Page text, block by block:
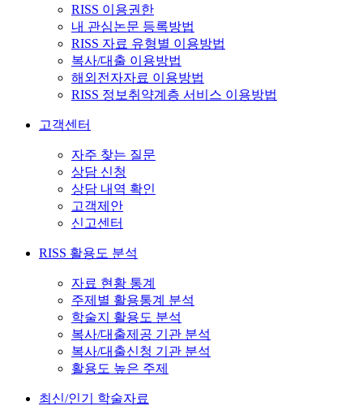
RISS 이용권한
내 관심논문 등록방법
RISS 자료 유형별 이용방법
복사/대출 이용방법
해외전자자료 이용방법
RISS 정보취약계층 서비스 이용방법
고객센터
자주 찾는 질문
상담 신청
상담 내역 확인
고객제안
신고센터
RISS 활용도 분석
자료 현황 통계
주제별 활용통계 분석
학술지 활용도 분석
복사/대출제공 기관 분석
복사/대출신청 기관 분석
활용도 높은 주제
최신/인기 학술자료